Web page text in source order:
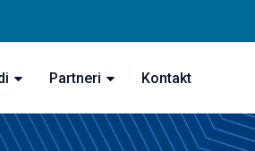
Partneri Kontakt